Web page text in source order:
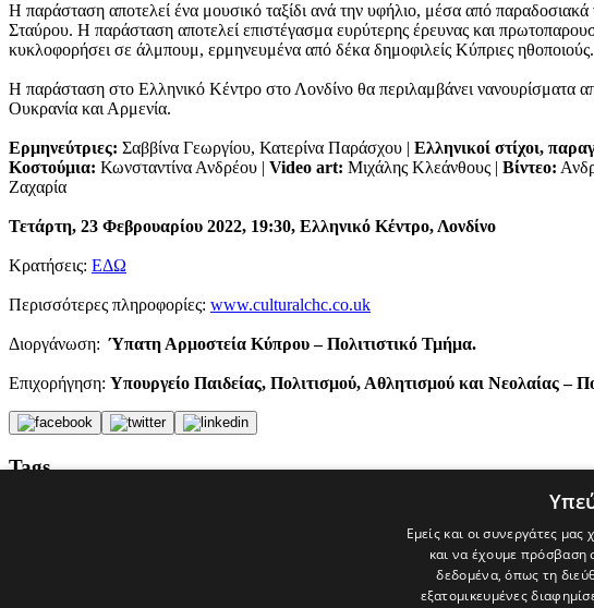
Η παράσταση αποτελεί ένα μουσικό ταξίδι ανά την υφήλιο, μέσα από
Σταύρου. Η παράσταση αποτελεί επιστέγασμα ευρύτερης έρευνας και
κυκλοφορήσει σε άλμπουμ, ερμηνευμένα από δέκα δημοφιλείς Κύπριες ηθοποιούς.
Η παράσταση στο Ελληνικό Κέντρο στο Λονδίνο θα περιλαμβάνει
Ουκρανία και Αρμενία.
Ερμηνεύτριες: Σαββίνα Γεωργίου, Κατερίνα Παράσχου | Ελληνικοί στίχοι,
Κοστούμια: Κωνσταντίνα Ανδρέου | Video art: Μιχάλης Κλεάνθους | Βίντεο:
Ζαχαρία
Τετάρτη, 23 Φεβρουαρίου 2022, 19:30, Ελληνικό Κέντρο, Λονδίνο
Κρατήσεις: ΕΔΩ
Περισσότερες πληροφορίες: www.culturalchc.co.uk
Διοργάνωση:Ύπατη Αρμοστεία Κύπρου – Πολιτιστικό Τμήμα.
Επιχορήγηση: Υπουργείο Παιδείας, Πολιτισμού, Αθλητισμού και Νεολαίας –
Tags
Εμείς και οι συνεργάτες
και να έχουμε πρόσβαση
δεδομένα, όπως τη
εξατομικευμένες